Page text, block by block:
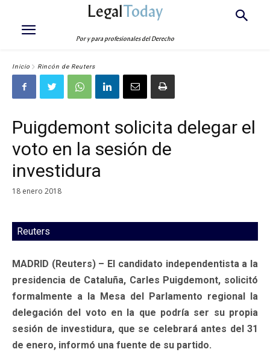
LegalToday
Por y para profesionales del Derecho
Inicio Rincón de Reuters
Puigdemont solicita delegar el
voto en la sesión de
investidura
18 enero 2018
Reuters
MADRID (Reuters) – El candidato independentista a la
presidencia de Cataluña, Carles Puigdemont, solicitó
formalmente a la Mesa del Parlamento regional la
delegación del voto en la que podría ser su propia
sesión de investidura, que se celebrará antes del 31
de enero, informó una fuente de su partido.